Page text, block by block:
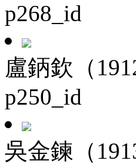
p268_id
盧鈵欽（
p250_id
吳金鍊（